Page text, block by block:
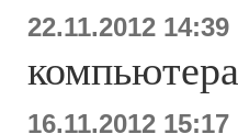
22.11.2012 14:39
компьютера
16.11.2012 15:17